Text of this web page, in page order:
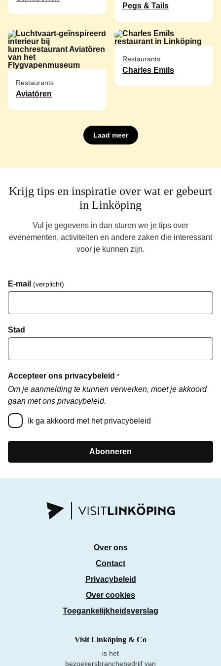
Pegs & Tails
Restaurants
Aviatören
Restaurants
Charles Emils
Laad meer
Krijg tips en inspiratie over wat er gebeurt
in Linköping
Vul je gegevens in dan sturen we je tips over
evenementen, activiteiten en andere zaken die interessant
voor je kunnen zijn.
E-mail (verplicht)
Stad
Accepteer ons privacybeleid *
Om je aanmelding te kunnen verwerken, moet je akkoord
gaan met ons privacybeleid.
Ik ga akkoord met het privacybeleid
Abonneren
Over ons
Contact
Privacybeleid
Over cookies
Toegankelijkheidsverslag
Visit Linköping & Co
is het
bezoekersbranchebedrijf van